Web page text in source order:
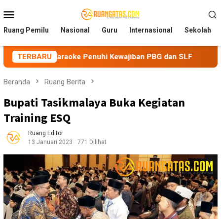
ke
kontenMobile
Ruang Pemilu Nasional Guru Internasional Sekolah
TERBARU
Penuhi Kewajiban PBG dan SLF BEM
Beranda Ruang Berita
Bupati Tasikmalaya Buka Kegiatan
Training ESQ
Ruang Editor
13 Januari 2023
771 Dilihat